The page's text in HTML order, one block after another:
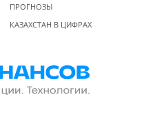
ПРОГНОЗЫ
КАЗАХСТАН В ЦИФРАХ